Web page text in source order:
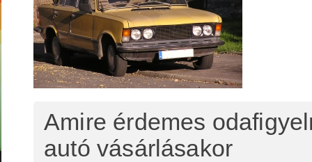
Amire érdemes
autó vásárlásakor